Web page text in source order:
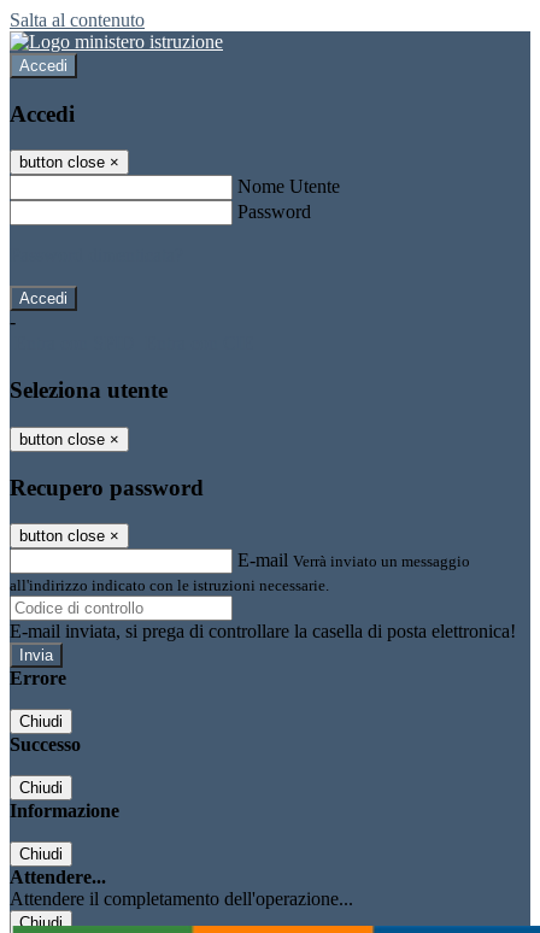
Salta al contenuto
Accedi
Accedi
button close ×
Nome Utente
Password
-
Seleziona utente
button close ×
Recupero password
button close ×
E-mail Verrà inviato un messaggio
all'indirizzo indicato con le istruzioni necessarie.
E-mail inviata, si prega di controllare la casella di posta elettronica!
Errore
Chiudi
Successo
Chiudi
Informazione
Chiudi
Attendere...
Attendere il completamento dell'operazione...
Chiudi